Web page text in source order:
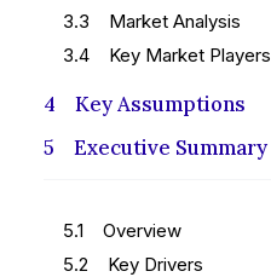
3.3 Market Analysis
3.4 Key Market Players
4 Key Assumptions
5 Executive Summary
5.1 Overview
5.2 Key Drivers